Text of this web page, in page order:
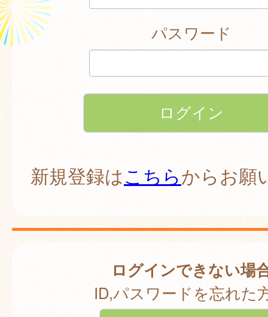
パスワード
新規登録はこちらからお願
ログインできない場
ID,パスワードを忘れた